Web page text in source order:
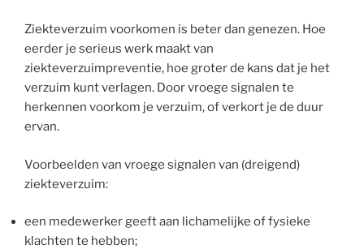
Ziekteverzuim voorkomen is beter dan genezen. Hoe
eerder je serieus werk maakt van
ziekteverzuimpreventie, hoe groter de kans dat je het
verzuim kunt verlagen. Door vroege signalen te
herkennen voorkom je verzuim, of verkort je de duur
ervan.
Voorbeelden van vroege signalen van (dreigend)
ziekteverzuim:
een medewerker geeft aan lichamelijke of fysieke
klachten te hebben;